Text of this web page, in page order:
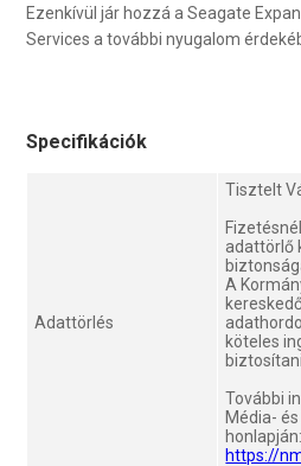
Ezenkívül jár hozzá a Seagate
Services a további nyugalom
Specifikációk
Adattörlés
Tisztelt
adattörlő
A
köteles
biztosítani.
További
Média-
honlapján:
https://